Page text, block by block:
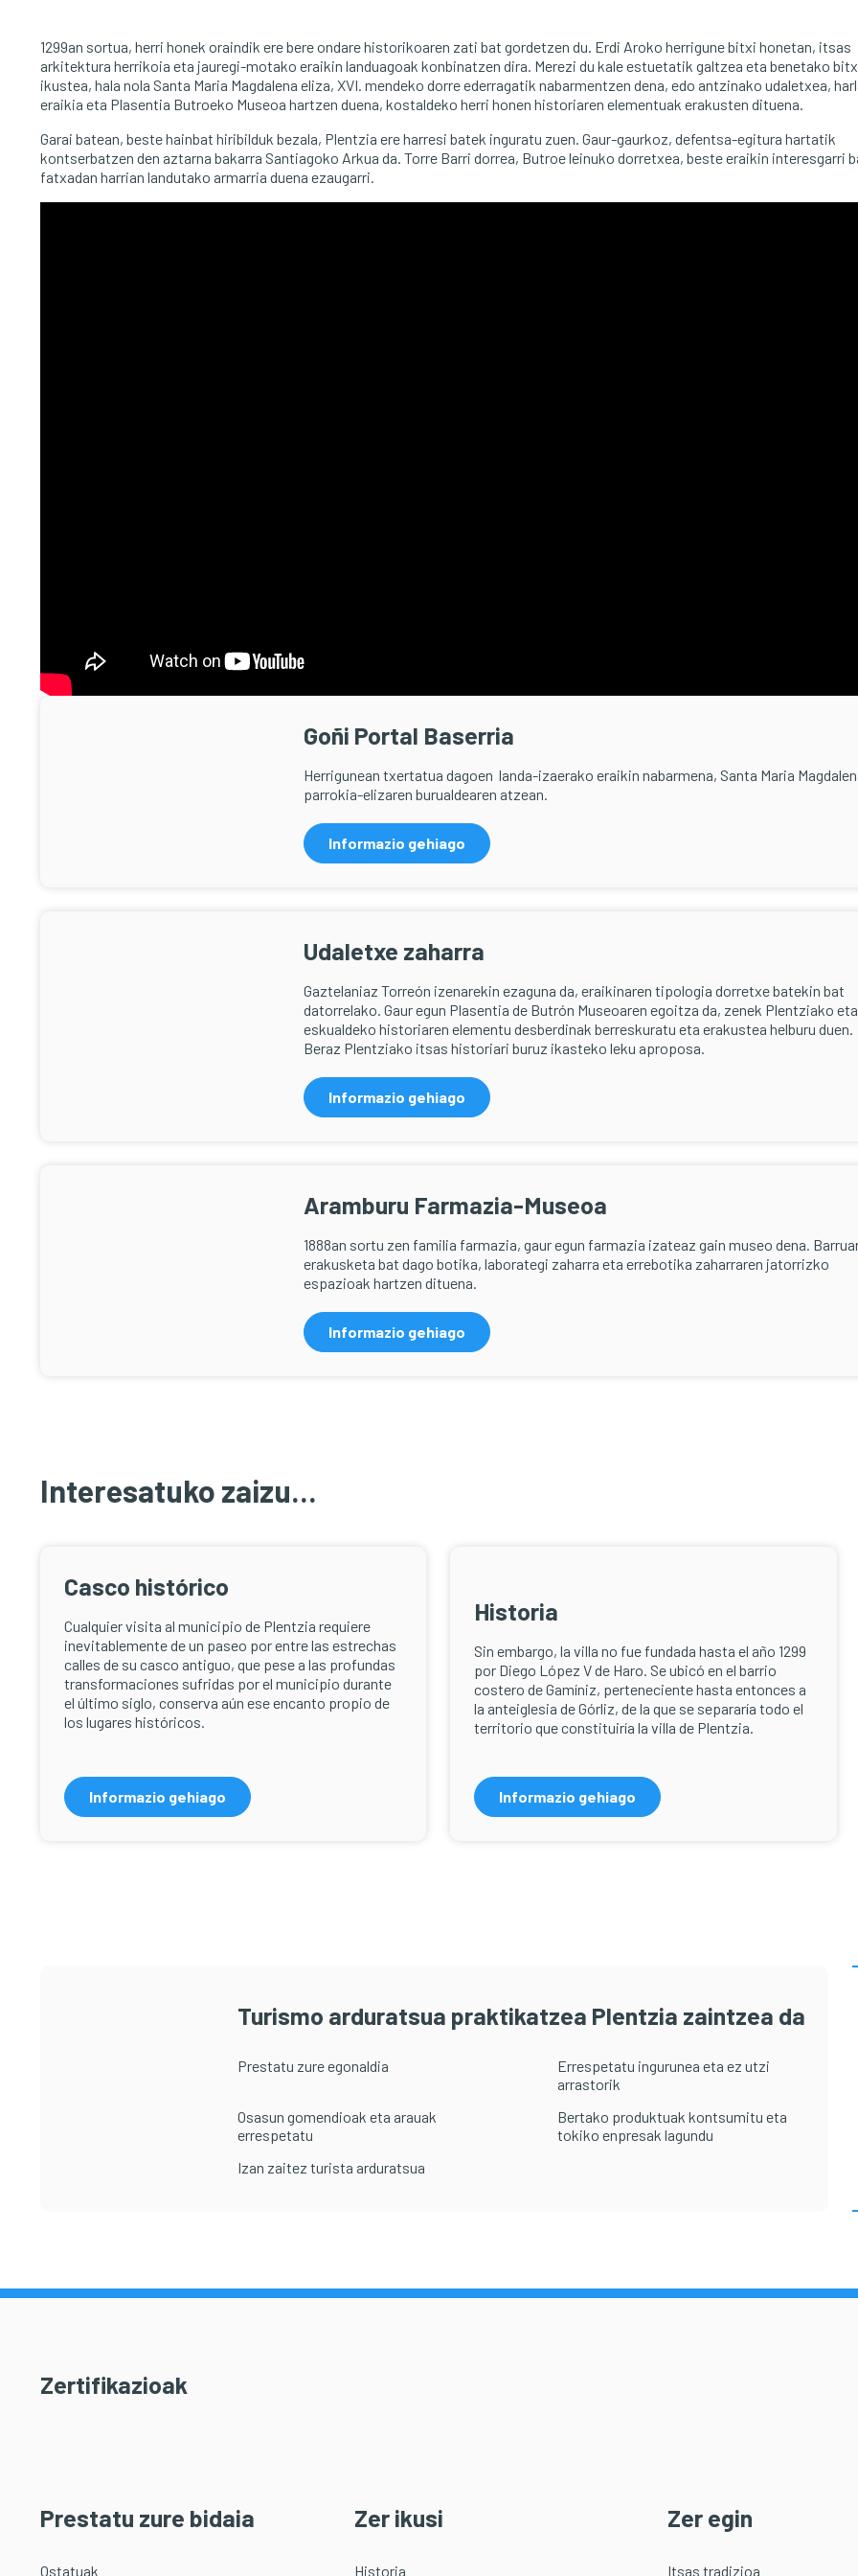
1299an sortua, herri honek oraindik ere bere ondare historikoaren zati bat gordetzen du. Erdi Aroko herrigune bitxi honetan, itsas
arkitektura herrikoia eta jauregi-motako eraikin landuagoak konbinatzen dira. Merezi du kale estuetatik galtzea eta benetako
ikustea, hala nola Santa Maria Magdalena eliza, XVI. mendeko dorre ederragatik nabarmentzen dena, edo antzinako udaletxea,
eraikia eta Plasentia Butroeko Museoa hartzen duena, kostaldeko herri honen historiaren elementuak erakusten dituena.
Garai batean, beste hainbat hiribilduk bezala, Plentzia ere harresi batek inguratu zuen. Gaur-gaurkoz, defentsa-egitura hartatik
kontserbatzen den aztarna bakarra Santiagoko Arkua da. Torre Barri dorrea, Butroe leinuko dorretxea, beste eraikin interesgarri
fatxadan harrian landutako armarria duena ezaugarri.
Goñi Portal Baserria
Herrigunean txertatua dagoen landa-izaerako eraikin nabarmena, Santa Maria
parrokia-elizaren burualdearen atzean.
Informazio gehiago
Udaletxe zaharra
Gaztelaniaz Torreón izenarekin ezaguna da, eraikinaren tipologia dorretxe batekin bat
datorrelako. Gaur egun Plasentia de Butrón Museoaren egoitza da, zenek Plentziako
eskualdeko historiaren elementu desberdinak berreskuratu eta erakustea helburu duen.
Beraz Plentziako itsas historiari buruz ikasteko leku aproposa.
Informazio gehiago
Aramburu Farmazia-Museoa
1888an sortu zen familia farmazia, gaur egun farmazia izateaz gain museo dena.
erakusketa bat dago botika, laborategi zaharra eta errebotika zaharraren jatorrizko
espazioak hartzen dituena.
Informazio gehiago
Interesatuko zaizu...
Casco histórico
Cualquier visita al municipio de Plentzia requiere
inevitablemente de un paseo por entre las estrechas
calles de su casco antiguo, que pese a las profundas
transformaciones sufridas por el municipio durante
el último siglo, conserva aún ese encanto propio de
los lugares históricos.
Informazio gehiago
Historia
Sin embargo, la villa no fue fundada hasta el año 1299
por Diego López V de Haro. Se ubicó en el barrio
costero de Gamíniz, perteneciente hasta entonces a
la anteiglesia de Górliz, de la que se separaría todo el
territorio que constituiría la villa de Plentzia.
Informazio gehiago
Turismo arduratsua praktikatzea Plentzia zaintzea da
Prestatu zure egonaldia
Errespetatu ingurunea eta ez utzi
arrastorik
Osasun gomendioak eta arauak
errespetatu
Bertako produktuak kontsumitu eta
tokiko enpresak lagundu
Izan zaitez turista arduratsua
Zertifikazioak
Prestatu zure bidaia
Ostatuak
Zer ikusi
Historia
Zer egin
Itsas tradizioa